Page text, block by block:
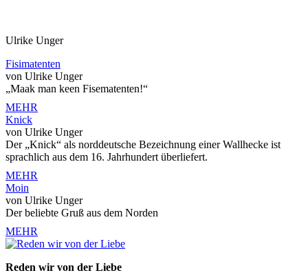
Ulrike Unger
Fisimatenten
von Ulrike Unger
„Maak man keen Fisematenten!“
MEHR
Knick
von Ulrike Unger
Der „Knick“ als norddeutsche Bezeichnung einer Wallhecke ist
sprachlich aus dem 16. Jahrhundert überliefert.
MEHR
Moin
von Ulrike Unger
Der beliebte Gruß aus dem Norden
MEHR
Reden wir von der Liebe